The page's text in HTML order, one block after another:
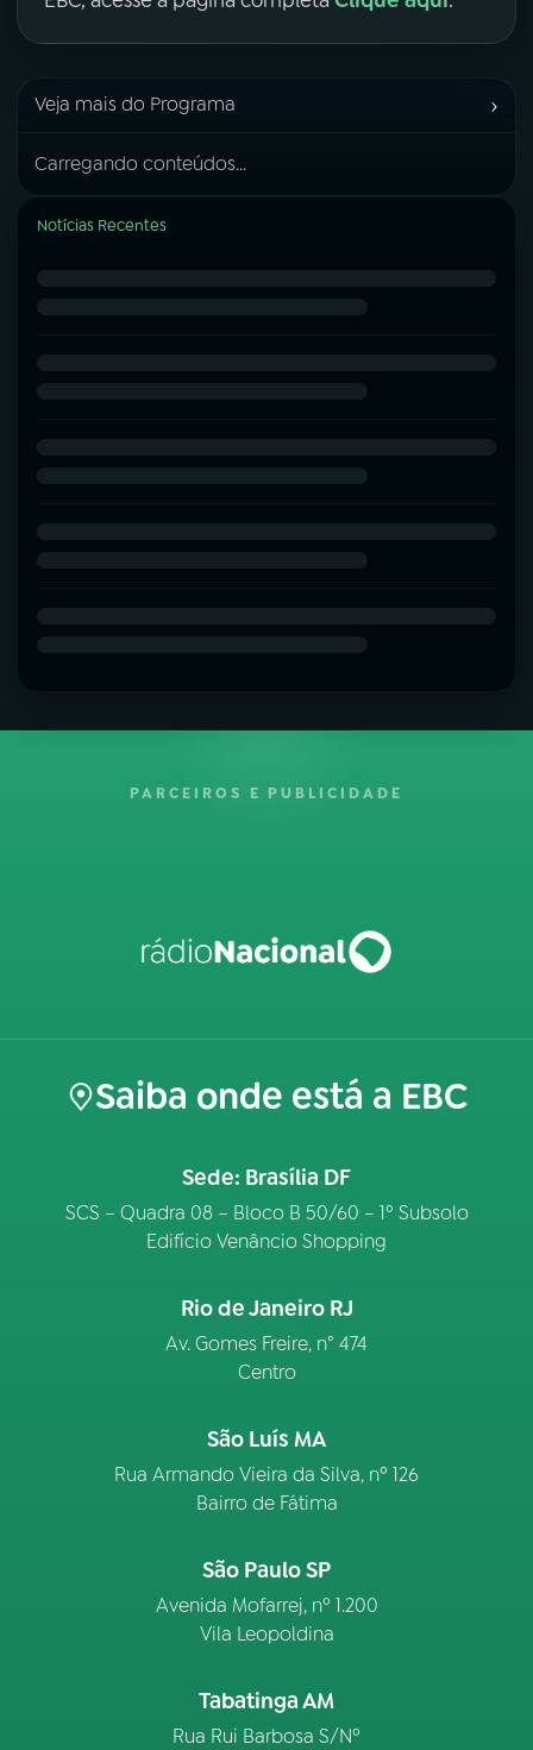
Veja mais do Programa ›
Carregando conteúdos...
Notícias Recentes
PARCEIROS E PUBLICIDADE
Saiba onde está a EBC
Sede: Brasília DF
SCS – Quadra 08 – Bloco B 50/60 – 1º Subsolo
Edifício Venâncio Shopping
Rio de Janeiro RJ
Av. Gomes Freire, n° 474
Centro
São Luís MA
Rua Armando Vieira da Silva, nº 126
Bairro de Fátima
São Paulo SP
Avenida Mofarrej, nº 1.200
Vila Leopoldina
Tabatinga AM
Rua Rui Barbosa S/Nº